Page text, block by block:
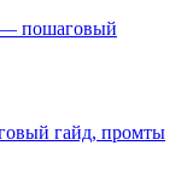
гайд, промты